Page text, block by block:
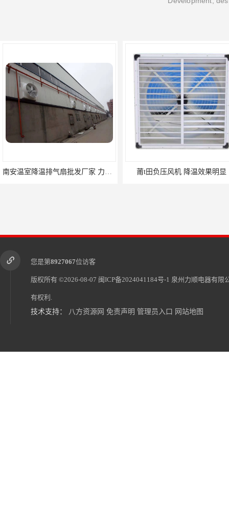
南安温室降温排气扇批发厂家 力顺电器有限公司 莆t田负压风机 降温效果明显
南平市顺昌县负压风机供应商
您是第8927067位访客
版权所有 ©2026-08-07 闽ICP备2024041184号-1 泉州力顺电器有限
有权利.
技术支持： 八方资源网 免责声明 管理员入口 网站地图